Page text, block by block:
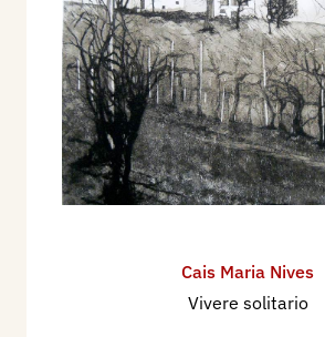
Cais Maria Nives
Vivere solitario